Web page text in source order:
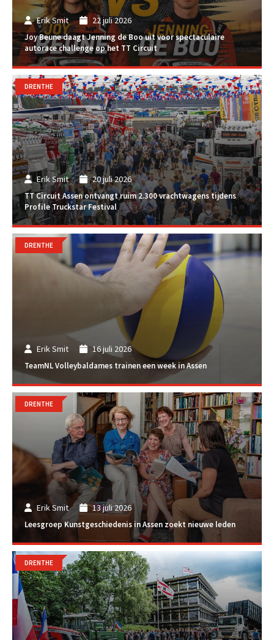
Erik Smit 22 juli 2026
Joy Beune daagt Jenning de Boo uit voor spectaculaire
autorace challenge op het TT Circuit
Erik Smit 20 juli 2026
TT Circuit Assen ontvangt ruim 2.300 vrachtwagens tijdens
Profile Truckstar Festival
DRENTHE
Erik Smit 16 juli 2026
TeamNL Volleybaldames trainen een week in Assen
DRENTHE
Erik Smit 13 juli 2026
Leesgroep Kunstgeschiedenis in Assen zoekt nieuwe leden
DRENTHE
DRENTHE